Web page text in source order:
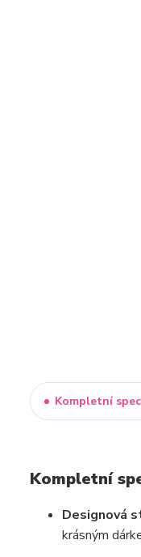
Kompletní
Kompletní
Designová
krásným